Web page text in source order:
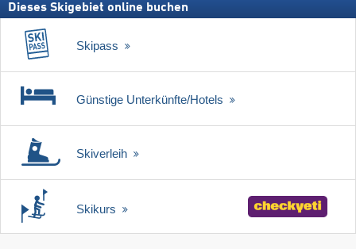
Dieses Skigebiet online buchen
Skipass
Günstige Unterkünfte/Hotels
Skiverleih
Skikurs